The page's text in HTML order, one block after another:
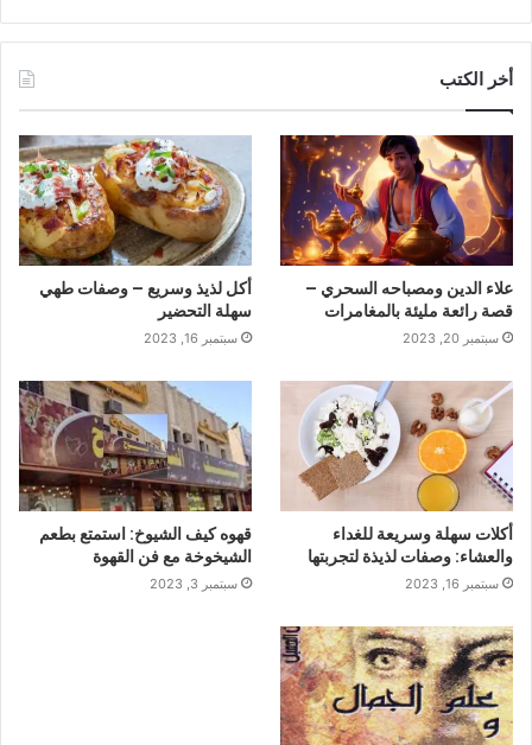
أخر الكتب
علاء الدين ومصباحه السحري –
قصة رائعة مليئة بالمغامرات
سبتمبر 20, 2023
أكل لذيذ وسريع – وصفات طهي
سهلة التحضير
سبتمبر 16, 2023
أكلات سهلة وسريعة للغداء
والعشاء: وصفات لذيذة لتجربتها
سبتمبر 16, 2023
قهوه كيف الشيوخ: استمتع بطعم
الشيخوخة مع فن القهوة
سبتمبر 3, 2023